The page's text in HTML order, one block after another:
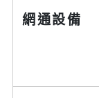
網通設備